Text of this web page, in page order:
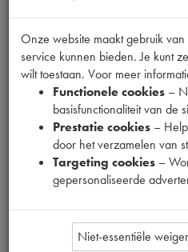
Maten
O
Gerelateerde
BOUT WRC
€0,34 (€0,
Onze website maakt gebruik
service kunnen bieden. Je kunt
wilt toestaan. Voor meer
Functionele cookies –
basisfunctionaliteit van de
Prestatie cookies –
door het verzamelen van
Targeting cookies –
gepersonaliseerde
Niet-essentiële